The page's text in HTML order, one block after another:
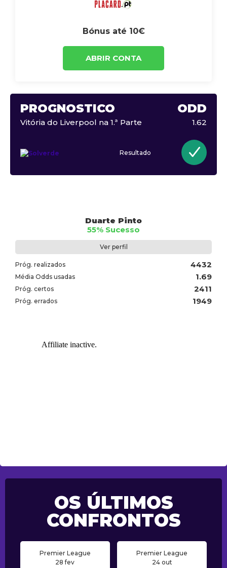
Bónus até 10€
ABRIR CONTA
PROGNÓSTICO ODD
Vitória do Liverpool na 1.ª Parte 1.62
Resultado
Duarte Pinto
55% Sucesso
Ver perfil
Próg. realizados 4432
Média Odds usadas 1.69
Próg. certos 2411
Próg. errados 1949
OS ÚLTIMOS
CONFRONTOS
Premier League
28 fev
Premier League
24 out